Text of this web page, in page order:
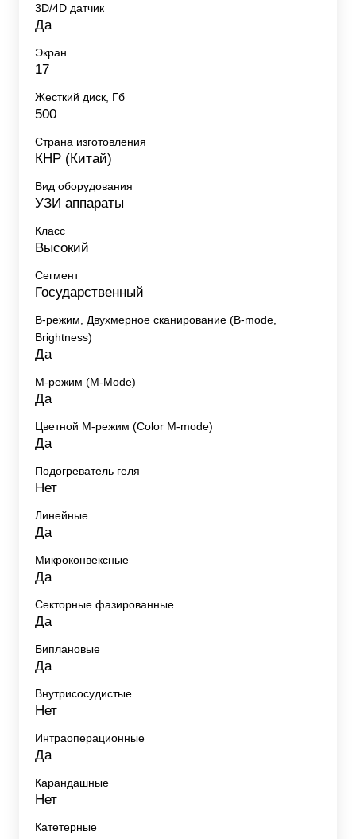
3D/4D датчик
Да
Экран
17
Жесткий диск, Гб
500
Страна изготовления
КНР (Китай)
Вид оборудования
УЗИ аппараты
Класс
Высокий
Сегмент
Государственный
B-режим, Двухмерное сканирование (B-mode,
Brightness)
Да
M-режим (M-Mode)
Да
Цветной M-режим (Color M-mode)
Да
Подогреватель геля
Нет
Линейные
Да
Микроконвексные
Да
Секторные фазированные
Да
Биплановые
Да
Внутрисосудистые
Нет
Интраоперационные
Да
Карандашные
Нет
Катетерные